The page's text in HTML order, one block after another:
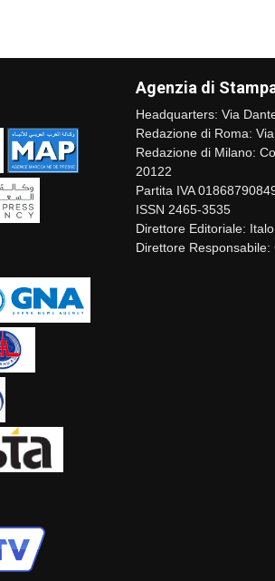
Agenzia di
Headquarters: Via
Redazione di Roma:
Redazione di Milano:
20122
Partita IVA
ISSN 2465-3535
Direttore Editoriale:
Direttore